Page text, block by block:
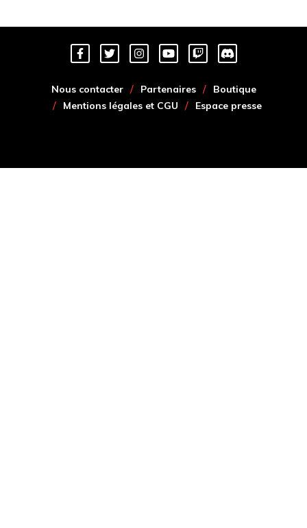
Nous contacter Partenaires
Boutique
Mentions légales et CGU
Espace presse